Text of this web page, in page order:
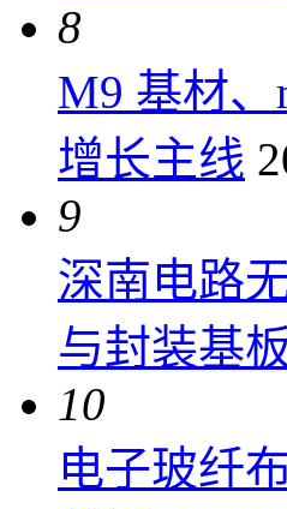
8
M9 基材
增长主线
9
深南电路
与封装基板
10
电子玻纤